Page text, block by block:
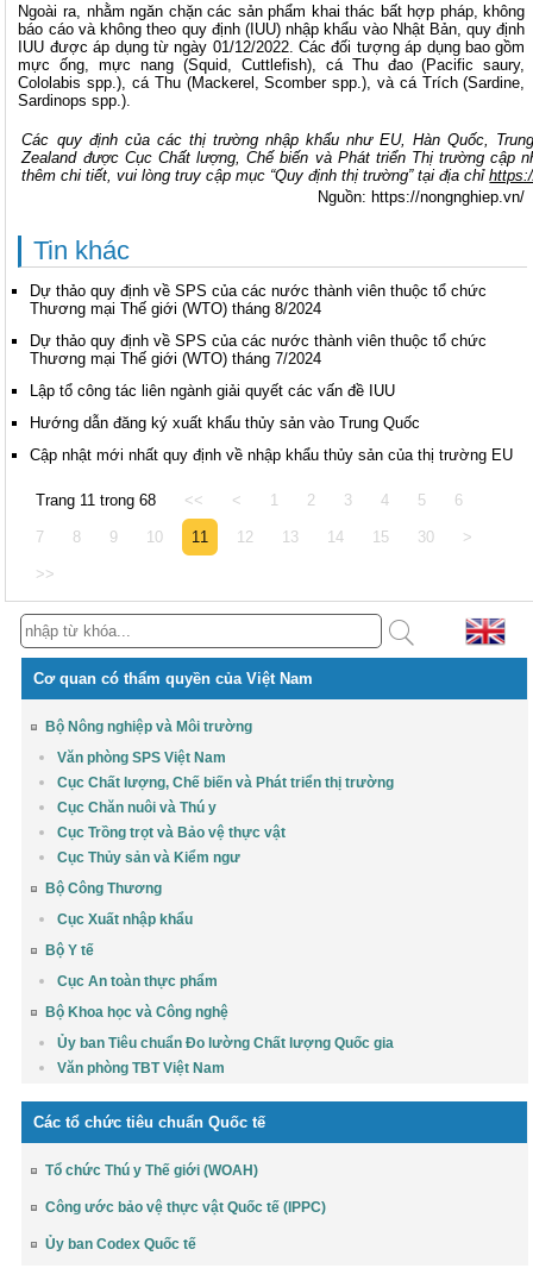
Ngoài ra, nhằm ngăn chặn các sản phẩm khai thác bất hợp pháp, không
báo cáo và không theo quy định (IUU) nhập khẩu vào Nhật Bản, quy định
IUU được áp dụng từ ngày 01/12/2022. Các đối tượng áp dụng bao gồm
mực ống, mực nang (Squid, Cuttlefish), cá Thu đao (Pacific saury,
Cololabis spp.), cá Thu (Mackerel, Scomber spp.), và cá Trích (Sardine,
Sardinops spp.).
Các quy định của các thị trường nhập khẩu như EU, Hàn Quốc,
Zealand được Cục Chất lượng, Chế biến và Phát triển Thị trường cập
thêm chi tiết, vui lòng truy cập mục “Quy định thị trường” tại địa chỉ
Nguồn: https://nongnghiep.vn/
Tin khác
Dự thảo quy định về SPS của các nước thành viên thuộc tổ chức
Thương mại Thế giới (WTO) tháng 8/2024
Dự thảo quy định về SPS của các nước thành viên thuộc tổ chức
Thương mại Thế giới (WTO) tháng 7/2024
Lập tổ công tác liên ngành giải quyết các vấn đề IUU
Hướng dẫn đăng ký xuất khẩu thủy sản vào Trung Quốc
Cập nhật mới nhất quy định về nhập khẩu thủy sản của thị trường EU
Trang 11 trong 68 << < 1 2 3 4 5 6
7 8 9 10 11 12 13 14 15 30 >
>>
Cơ quan có thẩm quyền của Việt Nam
Bộ Nông nghiệp và Môi trường
Văn phòng SPS Việt Nam
Cục Chất lượng, Chế biến và Phát triển thị trường
Cục Chăn nuôi và Thú y
Cục Trồng trọt và Bảo vệ thực vật
Cục Thủy sản và Kiểm ngư
Bộ Công Thương
Cục Xuất nhập khẩu
Bộ Y tế
Cục An toàn thực phẩm
Bộ Khoa học và Công nghệ
Ủy ban Tiêu chuẩn Đo lường Chất lượng Quốc gia
Văn phòng TBT Việt Nam
Các tổ chức tiêu chuẩn Quốc tế
Tổ chức Thú y Thế giới (WOAH)
Công ước bảo vệ thực vật Quốc tế (IPPC)
Ủy ban Codex Quốc tế